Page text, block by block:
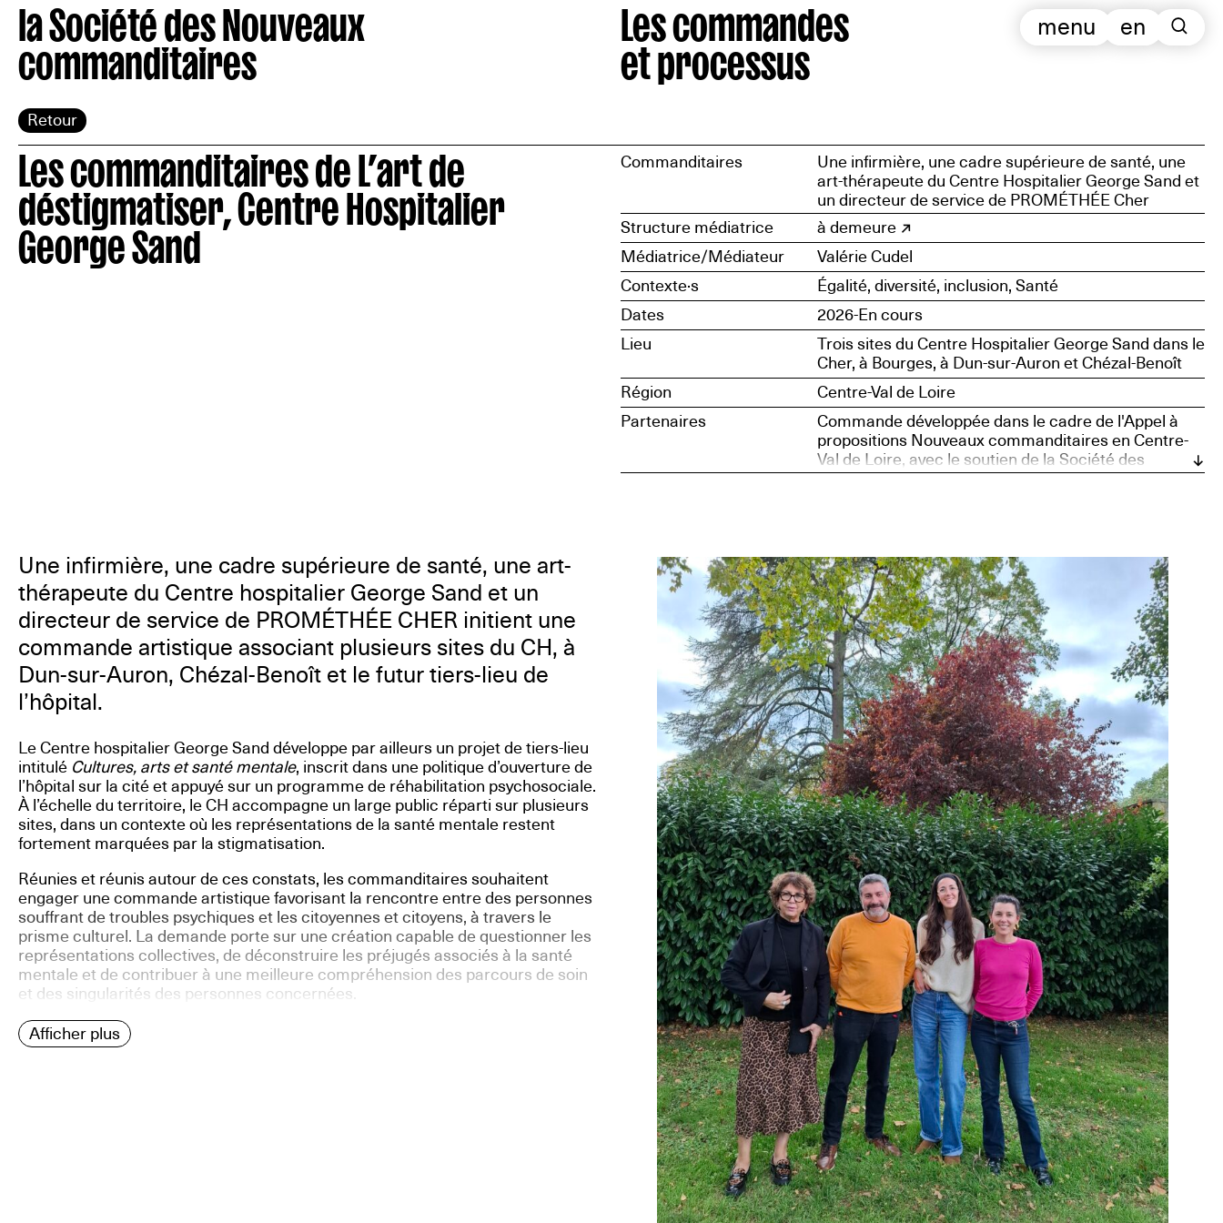
la Société des Nouveaux
commanditaires
Retour
Les commandes
et processus
en
menu
Les commanditaires de L’art de
déstigmatiser, Centre Hospitalier
George Sand
Commanditaires
Une infirmière, une cadre supérieure de santé, une
art-thérapeute du Centre Hospitalier George Sand et
un directeur de service de PROMÉTHÉE Cher
Structure médiatrice
à demeure
Médiatrice/Médiateur
Valérie Cudel
Contexte·s
Égalité, diversité, inclusion, Santé
Dates
2026-En cours
Lieu
Trois sites du Centre Hospitalier George Sand dans le
Cher, à Bourges, à Dun-sur-Auron et Chézal-Benoît
Région
Centre-Val de Loire
Partenaires
Commande développée dans le cadre de l'Appel à
propositions Nouveaux commanditaires en Centre-
Val de Loire, avec le soutien de la Société des
Nouveaux commanditaires, soutenue par la
Une infirmière, une cadre supérieure de santé, une art-
thérapeute du Centre hospitalier George Sand et un
directeur de service de PROMÉTHÉE CHER initient une
commande artistique associant plusieurs sites du CH, à
Dun-sur-Auron, Chézal-Benoît et le futur tiers-lieu de
l’hôpital.
Le Centre hospitalier George Sand développe par ailleurs un projet de tiers-lieu
intitulé Cultures, arts et santé mentale, inscrit dans une politique d’ouverture de
l’hôpital sur la cité et appuyé sur un programme de réhabilitation psychosociale.
À l’échelle du territoire, le CH accompagne un large public réparti sur plusieurs
sites, dans un contexte où les représentations de la santé mentale restent
fortement marquées par la stigmatisation.
Réunies et réunis autour de ces constats, les commanditaires souhaitent
engager une commande artistique favorisant la rencontre entre des personnes
souffrant de troubles psychiques et les citoyennes et citoyens, à travers le
prisme culturel. La demande porte sur une création capable de questionner les
représentations collectives, de déconstruire les préjugés associés à la santé
mentale et de contribuer à une meilleure compréhension des parcours de soin
et des singularités des personnes concernées.
Afficher plus